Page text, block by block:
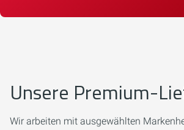
Unsere Premium-
Wir arbeiten mit ausgewählten